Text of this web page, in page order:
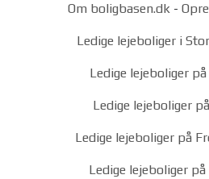
Om boligbasen.dk -
Ledige lejeboliger i
Ledige lejeboliger
Ledige lejeboliger
Ledige lejeboliger på
Ledige lejeboliger